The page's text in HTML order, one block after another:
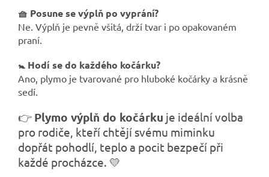
🧺 Posune se výplň po vyprání?
Ne. Výplň je pevně všitá, drží tvar i po opakovaném
praní.
🚼 Hodí se do každého kočárku?
Ano, plymo je tvarované pro hluboké kočárky a krásně
sedí.
👉 Plymo výplň do kočárku je ideální volba
pro rodiče, kteří chtějí svému miminku
dopřát pohodlí, teplo a pocit bezpečí při
každé procházce. 💛